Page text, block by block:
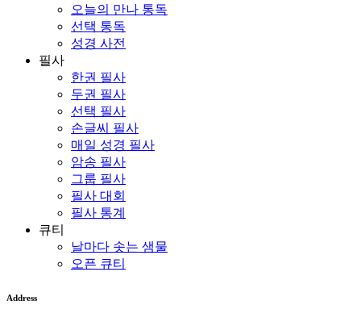
오늘의 만나 통독
선택 통독
성경 사전
필사
한권 필사
두권 필사
선택 필사
손글씨 필사
매일 성경 필사
암송 필사
그룹 필사
필사 대회
필사 통계
큐티
날마다 솟는 샘물
오픈 큐티
Address